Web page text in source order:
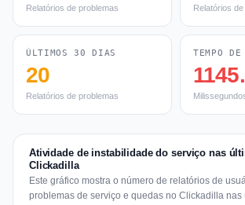
Relatórios de problemas Relatórios
ÚLTIMOS 30 DIAS
20
Relatórios de problemas
TEMPO DE
Atividade de instabilidade do serviço nas
Clickadilla
Este gráfico mostra o número de relatórios de
problemas de serviço e quedas no Clickadilla nas